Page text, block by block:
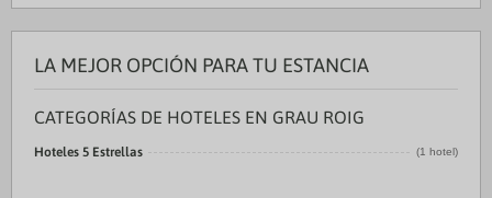
LA MEJOR OPCIÓN PARA TU ESTANCIA
CATEGORÍAS DE HOTELES EN GRAU ROIG
Hoteles 5 Estrellas (1 hotel)